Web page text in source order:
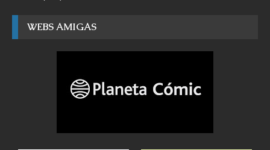
WEBS AMIGAS